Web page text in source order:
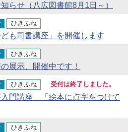
らせ（八広図書館8月1日～）
ひきふね
も司書講座」を開催します
ひきふね
展示、開催中です！
ひきふね 受付は終了しました。
入門講座 「絵本に点字をつけて
ひきふね